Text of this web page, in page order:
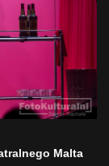
Malta